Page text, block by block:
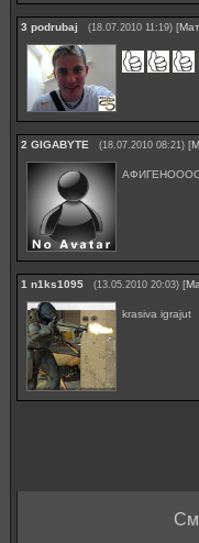
3 podrubaj (18.07.2010 11:19) [
2 GIGABYTE (18.07.2010 08:21) [
1 n1ks1095 (13.05.2010 20:03) [
krasiva igrajut